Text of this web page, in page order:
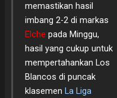
memastikan hasil
imbang 2-2 di markas
Elche pada Minggu,
hasil yang cukup untuk
mempertahankan Los
Blancos di puncak
klasemen La Liga